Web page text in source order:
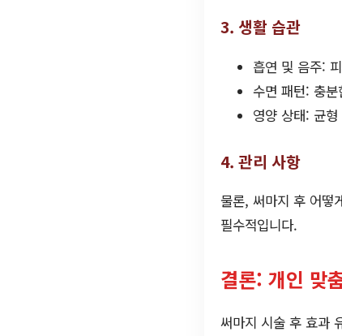
3. 생활 습관
흡연 및 음주:
수면 패턴: 충
영양 상태: 균
4. 관리 사항
물론, 써마지 후 어떻
필수적입니다.
결론: 개인 맞
써마지 시술 후 효과